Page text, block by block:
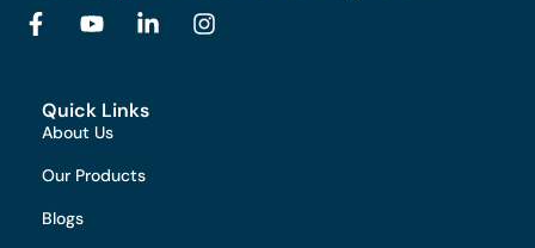
Quick Links
About Us
Our Products
Blogs